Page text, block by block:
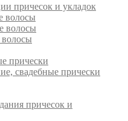
причесок и укладок
волосы
волосы
прически
свадебные прически
причесок и